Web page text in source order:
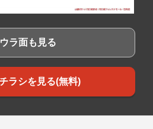
ウラ面も見る
ラシを見る(無料)